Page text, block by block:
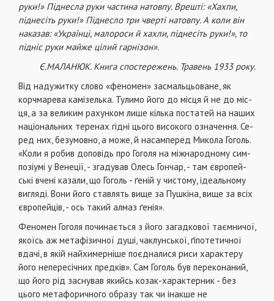
руки!» Піднесла руки частина натовпу. Врешті: «Хахпи,
піднесіть руки!» Піднесло три чверті натовпу. А коли він
наказав: «Українці, малороси й хахли, піднесіть руки!», то
підніс руки майже цілий гарнізон».
Є.МАЛАНЮК. Книга спостережень. Травень 1933 року.
Від надужитку слово «феномен» засмальцьоване, як
корчмарева камізелька. Тулимо його до місця й не до міс­
ця, а за великим рахунком лише кілька постатей на наших
національних теренах гідні цього високого означення. Се­
ред них, безумовно, а може, й насамперед Микола Гоголь.
«Коли я робив доповідь про Гоголя на міжнародному сим­
позіумі у Венеції, - згадував Олесь Гончар, - там європей­
ські вчені казали, що Гоголь - ґеній у чистому, ідеальному
вигляді. Вони його ставлять вище за Пушкіна, вище за всіх
європейців, - ось такий алмаз ґенія».
Феномен Гоголя починається з його загадкової таємничої,
якоїсь аж метафізичної душі, чаклунської, ґіпотетичної
вдачі, в якій найхимерніше поєдналися риси характе­ру
його непересічних предків». Сам Гоголь був перекона­ний,
що його рід заснував якийсь козак-характерник - без
цього метафоричного образу так чи інакше не